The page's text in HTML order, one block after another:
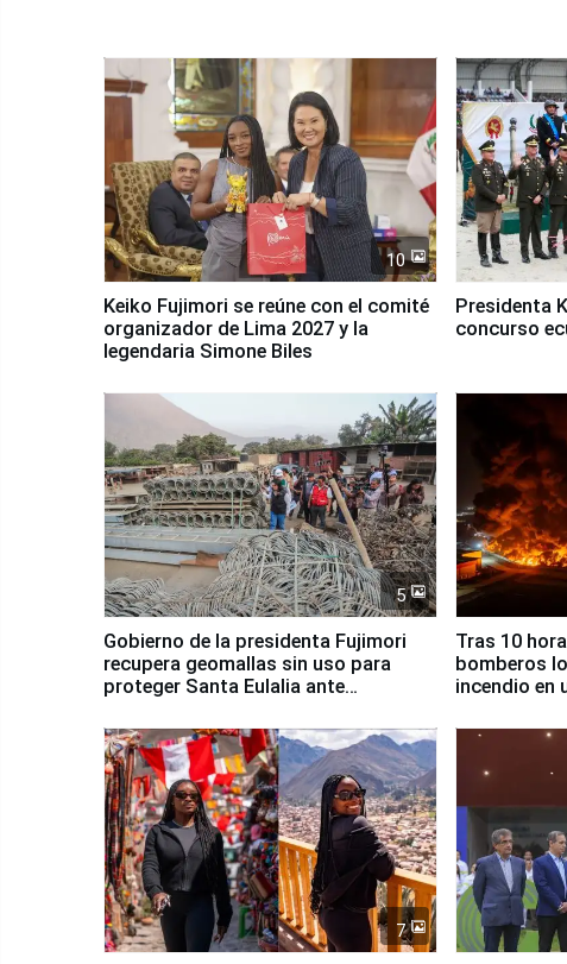
10
Keiko Fujimori se reúne con el comité
organizador de Lima 2027 y la
legendaria Simone Biles
Presidenta
concurso
5
Gobierno de la presidenta Fujimori
recupera geomallas sin uso para
proteger Santa Eulalia ante
Tras 10
bomberos
incendio en
7